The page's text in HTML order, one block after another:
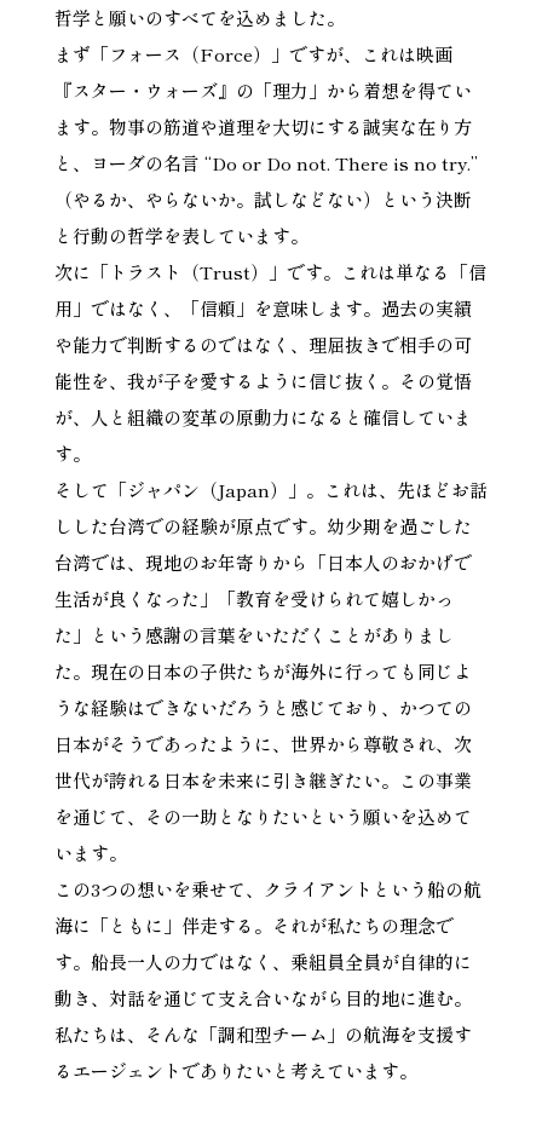
哲学と願いのすべてを込めました。
まず「フォース（Force）」ですが、これは映画
『スター・ウォーズ』の「理力」から着想を得てい
ます。物事の筋道や道理を大切にする誠実な在り方
と、ヨーダの名言 “Do or Do not. There is no try.”
（やるか、やらないか。試しなどない）という決断
と行動の哲学を表しています。
次に「トラスト（Trust）」です。これは単なる「信
用」ではなく、「信頼」を意味します。過去の実績
や能力で判断するのではなく、理屈抜きで相手の可
能性を、我が子を愛するように信じ抜く。その覚悟
が、人と組織の変革の原動力になると確信していま
す。
そして「ジャパン（Japan）」。これは、先ほどお話
しした台湾での経験が原点です。幼少期を過ごした
台湾では、現地のお年寄りから「日本人のおかげで
生活が良くなった」「教育を受けられて嬉しかっ
た」という感謝の言葉をいただくことがありまし
た。現在の日本の子供たちが海外に行っても同じよ
うな経験はできないだろうと感じており、かつての
日本がそうであったように、世界から尊敬され、次
世代が誇れる日本を未来に引き継ぎたい。この事業
を通じて、その一助となりたいという願いを込めて
います。
この3つの想いを乗せて、クライアントという船の航
海に「ともに」伴走する。それが私たちの理念で
す。船長一人の力ではなく、乗組員全員が自律的に
動き、対話を通じて支え合いながら目的地に進む。
私たちは、そんな「調和型チーム」の航海を支援す
るエージェントでありたいと考えています。